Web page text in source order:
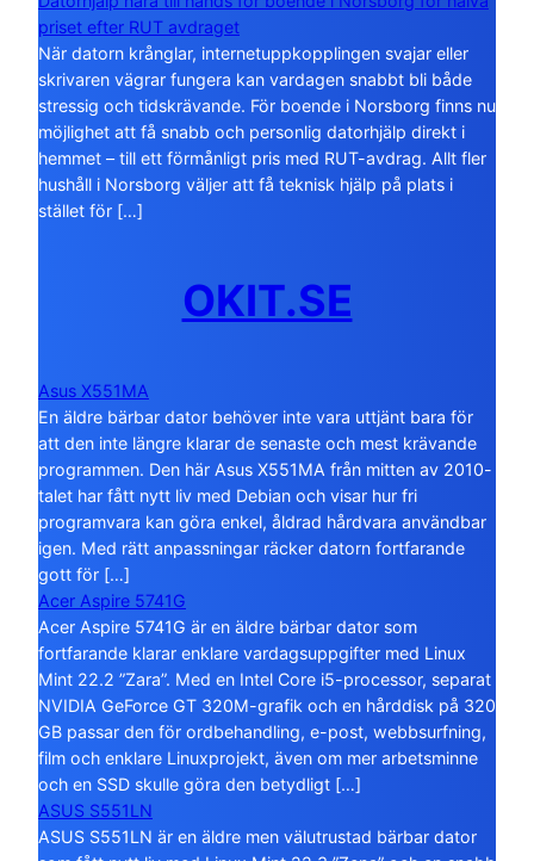
priset efter RUT avdraget
När datorn krånglar, internetuppkopplingen svajar eller
skrivaren vägrar fungera kan vardagen snabbt bli både
stressig och tidskrävande. För boende i Norsborg finns nu
möjlighet att få snabb och personlig datorhjälp direkt i
hemmet – till ett förmånligt pris med RUT-avdrag. Allt fler
hushåll i Norsborg väljer att få teknisk hjälp på plats i
stället för […]
OKIT.SE
Asus X551MA
En äldre bärbar dator behöver inte vara uttjänt bara för
att den inte längre klarar de senaste och mest krävande
programmen. Den här Asus X551MA från mitten av 2010-
talet har fått nytt liv med Debian och visar hur fri
programvara kan göra enkel, åldrad hårdvara användbar
igen. Med rätt anpassningar räcker datorn fortfarande
gott för […]
Acer Aspire 5741G
Acer Aspire 5741G är en äldre bärbar dator som
fortfarande klarar enklare vardagsuppgifter med Linux
Mint 22.2 ”Zara”. Med en Intel Core i5-processor, separat
NVIDIA GeForce GT 320M-grafik och en hårddisk på 320
GB passar den för ordbehandling, e-post, webbsurfning,
film och enklare Linuxprojekt, även om mer arbetsminne
och en SSD skulle göra den betydligt […]
ASUS S551LN
ASUS S551LN är en äldre men välutrustad bärbar dator